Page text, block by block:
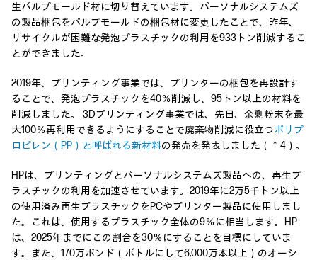
生パルプモールド材に切り替えています。パーソナルシステムズ
の製品梱包をパルプモールドの梱包材に変更したことで、昨年、
リサイクルが困難な発泡プラスチックの利用を933トン削減するこ
とができました。
2019年、プリンティング事業では、プリンターの梱包を再設計す
ることで、発泡プラスチックを40％削減し、95トン以上の材料を
削減しました。 3Dプリンティング事業では、先日、余剰粉末を最
大100％再利用できるようにすることで廃棄物削減に役立つポリプ
ロピレン（PP）と呼ばれる新材料の発売を発表しました（＊4）。
HPは、プリンティングとパーソナルシステムズ製品への、再生プ
ラスチックの利用を加速させています。2019年に2万5千トン以上
の使用済み再生プラスチックをPCやプリンター製品に使用しまし
た。これは、使用するプラスチック全体の9％に相当します。HP
は、2025年までにこの割合を30％にすることを目標にしていま
す。また、170万ポンド（ボトルにして6,000万本以上）のオーシ